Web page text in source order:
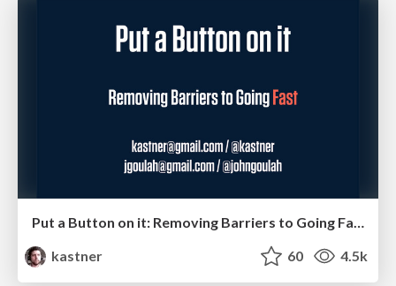
Put a Button on it: Removing Barriers to Going Fast.
kastner
60 4.5k